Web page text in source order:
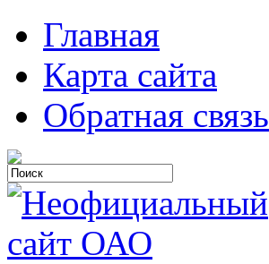
Главная
Карта сайта
Обратная связь